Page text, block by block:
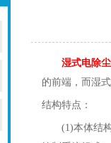
湿式电除
的前端，而湿
结构特点：
(1)本体结